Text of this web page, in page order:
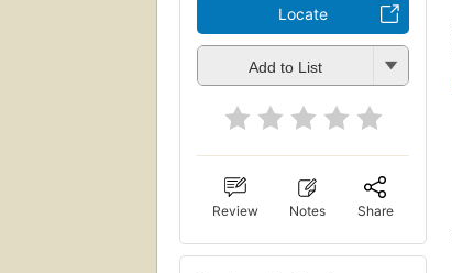
Locate
Add to List
Review Notes Share